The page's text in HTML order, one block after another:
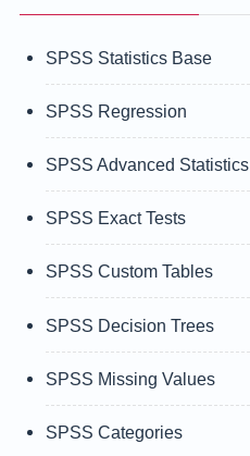
SPSS Statistics Base
SPSS Regression
SPSS Advanced Statistics
SPSS Exact Tests
SPSS Custom Tables
SPSS Decision Trees
SPSS Missing Values
SPSS Categories